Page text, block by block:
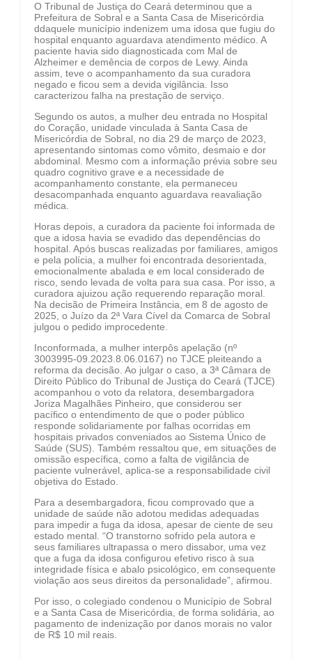
O Tribunal de Justiça do Ceará determinou que a
Prefeitura de Sobral e a Santa Casa de Misericórdia
ddaquele município indenizem uma idosa que fugiu do
hospital enquanto aguardava atendimento médico. A
paciente havia sido diagnosticada com Mal de
Alzheimer e demência de corpos de Lewy. Ainda
assim, teve o acompanhamento da sua curadora
negado e ficou sem a devida vigilância. Isso
caracterizou falha na prestação de serviço.
Segundo os autos, a mulher deu entrada no Hospital
do Coração, unidade vinculada à Santa Casa de
Misericórdia de Sobral, no dia 29 de março de 2023,
apresentando sintomas como vômito, desmaio e dor
abdominal. Mesmo com a informação prévia sobre seu
quadro cognitivo grave e a necessidade de
acompanhamento constante, ela permaneceu
desacompanhada enquanto aguardava reavaliação
médica.
Horas depois, a curadora da paciente foi informada de
que a idosa havia se evadido das dependências do
hospital. Após buscas realizadas por familiares, amigos
e pela polícia, a mulher foi encontrada desorientada,
emocionalmente abalada e em local considerado de
risco, sendo levada de volta para sua casa. Por isso, a
curadora ajuizou ação requerendo reparação moral.
Na decisão de Primeira Instância, em 8 de agosto de
2025, o Juízo da 2ª Vara Cível da Comarca de Sobral
julgou o pedido improcedente.
Inconformada, a mulher interpôs apelação (nº
3003995-09.2023.8.06.0167) no TJCE pleiteando a
reforma da decisão. Ao julgar o caso, a 3ª Câmara de
Direito Público do Tribunal de Justiça do Ceará (TJCE)
acompanhou o voto da relatora, desembargadora
Joriza Magalhães Pinheiro, que considerou ser
pacífico o entendimento de que o poder público
responde solidariamente por falhas ocorridas em
hospitais privados conveniados ao Sistema Único de
Saúde (SUS). Também ressaltou que, em situações de
omissão específica, como a falta de vigilância de
paciente vulnerável, aplica-se a responsabilidade civil
objetiva do Estado.
Para a desembargadora, ficou comprovado que a
unidade de saúde não adotou medidas adequadas
para impedir a fuga da idosa, apesar de ciente de seu
estado mental. “O transtorno sofrido pela autora e
seus familiares ultrapassa o mero dissabor, uma vez
que a fuga da idosa configurou efetivo risco à sua
integridade física e abalo psicológico, em consequente
violação aos seus direitos da personalidade”, afirmou.
Por isso, o colegiado condenou o Município de Sobral
e a Santa Casa de Misericórdia, de forma solidária, ao
pagamento de indenização por danos morais no valor
de R$ 10 mil reais.